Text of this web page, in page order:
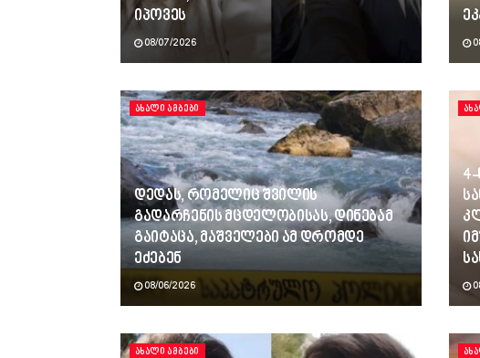
იპოვეს
08/07/2026
ᲐᲮᲐᲚᲘ ᲐᲛᲑᲔᲑᲘ
დედას, რომელიც შვილის
გადარჩენის მცდელობისას, დინებამ
გაიტაცა, მაშველები ამ დრომდე
ეძებენ
08/06/2026
ᲐᲮᲐᲚᲘ ᲐᲛᲑᲔᲑᲘ